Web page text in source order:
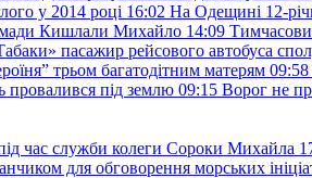
у 2014 році 16:02 На Одещині 12-
Кишлали Михайло 14:09
пасажир рейсового автобуса
трьом багатодітним матерям 09:58
провалився під землю 09:15 Ворог не
під час служби колеги Сороки Михайла
для обговорення морських